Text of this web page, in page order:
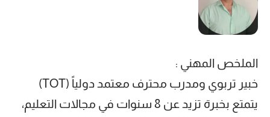
الملخص المهني :
خبير تربوي ومدرب محترف معتمد دولياً (TOT)
يتمتع بخبرة تزيد عن 8 سنوات في مجالات التعليم،